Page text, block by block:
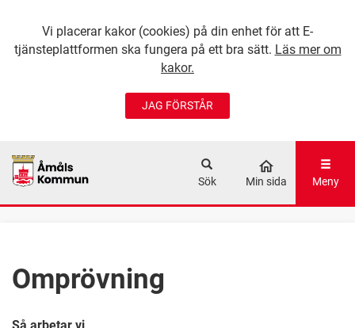
Vi placerar kakor (cookies) på din enhet för att E-
tjänsteplattformen ska fungera på ett bra sätt. Läs mer om
kakor.
JAG FÖRSTÅR
GÅ DIREKT TILL
Sök Min sida Meny
Omprövning